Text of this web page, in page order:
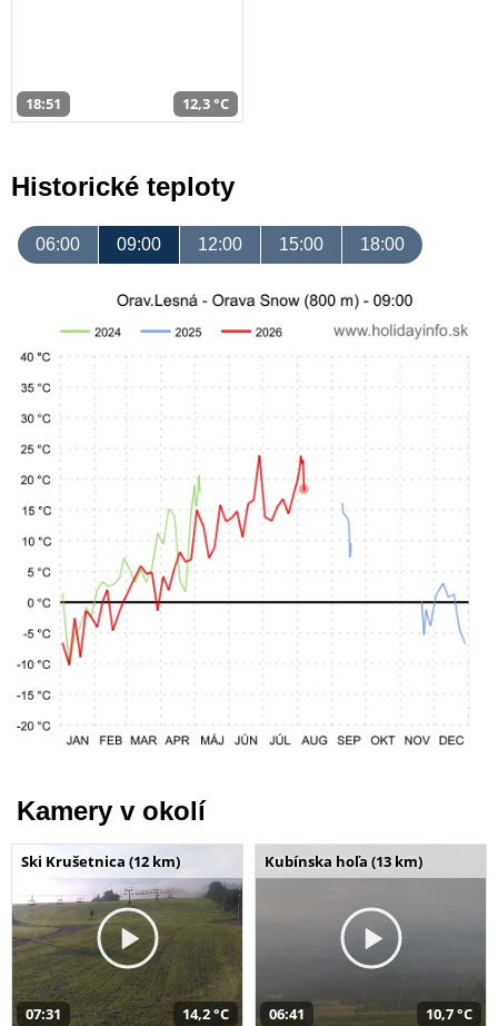
18:51 12,3 °C
Historické teploty
06:00 09:00 12:00 15:00 18:00
Kamery v okolí
Ski Krušetnica (12 km)
07:31 14,2 °C
Kubínska hoľa (13 km)
06:41 10,7 °C